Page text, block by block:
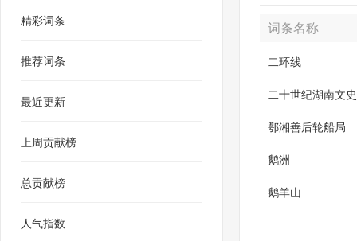
词条名称
二环线
二十世纪湖南文
鄂湘善后轮船局
鹅洲
鹅羊山
精彩词条
推荐词条
最近更新
上周贡献榜
总贡献榜
人气指数